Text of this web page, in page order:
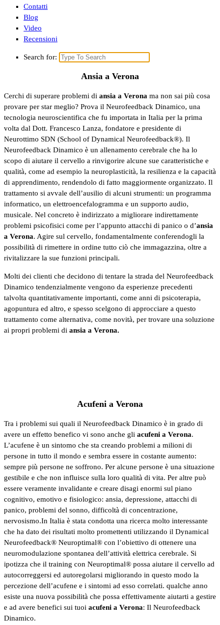
Contatti
Blog
Video
Recensioni
Search for:
Ansia a Verona
Cerchi di superare problemi di ansia a Verona ma non sai più cosa
provare per star meglio? Prova il Neurofeedback Dinamico, una
tecnologia neuroscientifica che fu importata in Italia per la prima
volta dal Dott. Francesco Lanza, fondatore e presidente di
Neurottimo SDN (School of Dynamical Neurofeedback®). Il
Neurofeedback Dinamico è un allenamento cerebrale che ha lo
scopo di aiutare il cervello a rinvigorire alcune sue caratteristiche e
qualità, come ad esempio la neuroplasticità, la resilienza e la capacità
di apprendimento, rendendolo di fatto maggiormente organizzato. Il
trattamento si avvale dell’ausilio di alcuni strumenti: un programma
informatico, un elettroencefalogramma e un supporto audio,
musicale. Nel concreto è indirizzato a migliorare indirettamente
problemi psicofisici come per l’appunto attacchi di panico o d’ansia
a Verona. Agire sul cervello, fondamentalmente conferendogli la
possibilità di rimettere in ordine tutto ciò che immagazzina, oltre a
rivitalizzare la sue funzioni principali.
Molti dei clienti che decidono di tentare la strada del Neurofeedback
Dinamico tendenzialmente vengono da esperienze precedenti
talvolta quantitativamente importanti, come anni di psicoterapia,
agopuntura ed altro, e spesso scelgono di approcciare a questo
trattamento come alternativa, come novità, per trovare una soluzione
ai propri problemi di ansia a Verona.
Acufeni a Verona
Tra i problemi sui quali il Neurofeedback Dinamico è in grado di
avere un effetto benefico vi sono anche gli acufeni a Verona.
L’acufene è un sintomo che sta creando problemi a milioni di
persone in tutto il mondo e sembra essere in costante aumento:
sempre più persone ne soffrono. Per alcune persone è una situazione
gestibile e che non influisce sulla loro qualità di vita. Per altre può
essere veramente invalidante e creare disagi enormi sul piano
cognitivo, emotivo e fisiologico: ansia, depressione, attacchi di
panico, problemi del sonno, difficoltà di concentrazione,
nervosismo.In Italia è stata condotta una ricerca molto interessante
che ha dato dei risultati molto promettenti utilizzando il Dynamical
Neurofeedback® Neuroptimal® con l’obiettivo di ottenere una
neuromodulazione spontanea dell’attività elettrica cerebrale. Si
ipotizza che il training con Neuroptimal® possa aiutare il cervello ad
autocorreggersi ed autoregolarsi migliorando in questo modo la
percezione dell’acufene e i sintomi ad esso correlati. qualche anno
esiste una nuova possibilità che possa effettivamente aiutarti a gestire
e ad avere benefici sui tuoi acufeni a Verona: Il Neurofeedback
Dinamico.